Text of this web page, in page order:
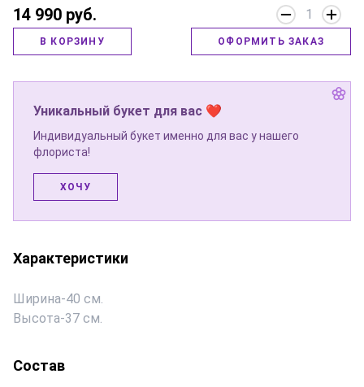
14 990 руб. 1
В КОРЗИНУ ОФОРМИТЬ ЗАКАЗ
Уникальный букет для вас ❤
Индивидуальный букет именно для вас у нашего
флориста!
ХОЧУ
Характеристики
Ширина-40 см.
Высота-37 см.
Состав